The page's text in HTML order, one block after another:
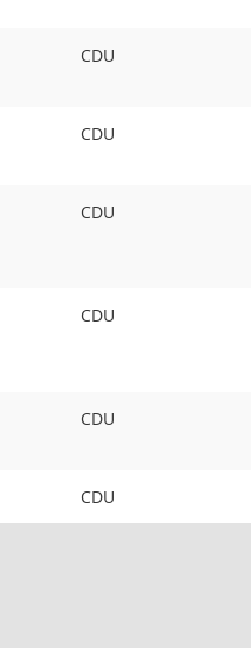
CDU
CDU
CDU
CDU
CDU
CDU